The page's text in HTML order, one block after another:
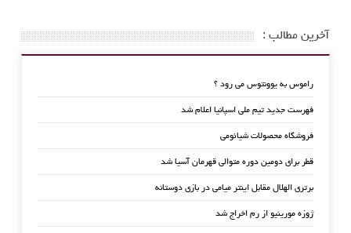
آخرین مطالب :
راموس به یوونتوس می رود ؟
فهرست جدید تیم ملی اسپانیا اعلام شد
فروشگاه محصولات شیائومی
قطر برای دومین دوره متوالی قهرمان آسیا شد
برتری الهلال مقابل اینتر میامی در بازی دوستانه
ژوزه مورینیو از رم اخراج شد